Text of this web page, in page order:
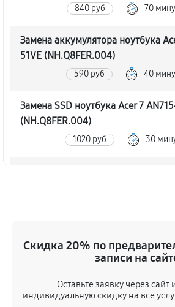
840 руб 70
Замена аккумулятора ноутбука
51VE (NH.Q8FER.004)
590 руб 40
Замена SSD ноутбука Acer 7
(NH.Q8FER.004)
1020 руб 30
930 руб 80
Замена шлейфа матрицы
Скидка 20% по
записи на
Оставьте заявку через сайт
индивидуальную скидку на все